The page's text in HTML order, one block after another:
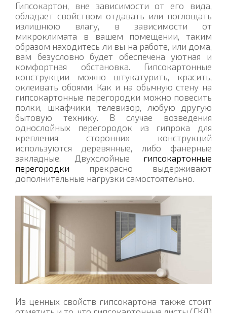
Гипсокартон, вне зависимости от его вида,
обладает свойством отдавать или поглощать
излишнюю влагу, в зависимости от
микроклимата в вашем помещении, таким
образом находитесь ли вы на работе, или дома,
вам безусловно будет обеспечена уютная и
комфортная обстановка. Гипсокартонные
конструкции можно штукатурить, красить,
оклеивать обоями. Как и на обычную стену на
гипсокартонные перегородки можно повесить
полки, шкафчики, телевизор, любую другую
бытовую технику. В случае возведения
однослойных перегородок из гипрока для
крепления сторонних конструкций
используются деревянные, либо фанерные
закладные. Двухслойные гипсокартонные
перегородки прекрасно выдерживают
дополнительные нагрузки самостоятельно.
Из ценных свойств гипсокартона также стоит